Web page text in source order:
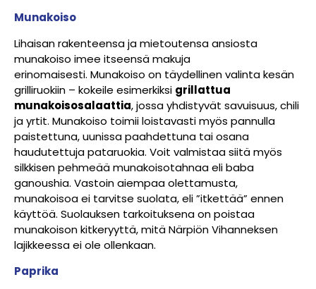
Munakoiso
Lihaisan rakenteensa ja mietoutensa ansiosta
munakoiso imee itseensä makuja
erinomaisesti. Munakoiso on täydellinen valinta kesän
grilliruokiin – kokeile esimerkiksi grillattua
munakoisosalaattia, jossa yhdistyvät savuisuus, chili
ja yrtit. Munakoiso toimii loistavasti myös pannulla
paistettuna, uunissa paahdettuna tai osana
haudutettuja pataruokia. Voit valmistaa siitä myös
silkkisen pehmeää munakoisotahnaa eli baba
ganoushia. Vastoin aiempaa olettamusta,
munakoisoa ei tarvitse suolata, eli ”itkettää” ennen
käyttöä. Suolauksen tarkoituksena on poistaa
munakoison kitkeryyttä, mitä Närpiön Vihanneksen
lajikkeessa ei ole ollenkaan.
Paprika